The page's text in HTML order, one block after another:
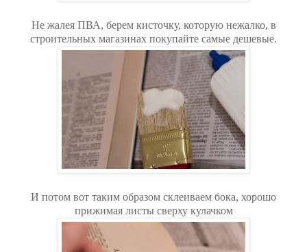
Не жалея ПВА, берем кисточку, которую нежалко, в
строительных магазинах покупайте самые дешевые.
И потом вот таким образом склеиваем бока, хорошо
прижимая листы сверху кулачком